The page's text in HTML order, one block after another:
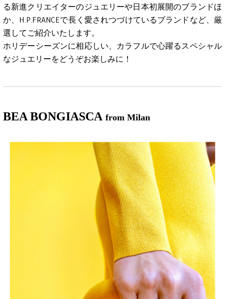
る新進クリエイターのジュエリーや日本初展開のブランドほ
か、H.P.FRANCEで長く愛されつづけているブランドなど、厳
選してご紹介いたします。
ホリデーシーズンに相応しい、カラフルで心躍るスペシャル
なジュエリーをどうぞお楽しみに！
BEA BONGIASCA from Milan